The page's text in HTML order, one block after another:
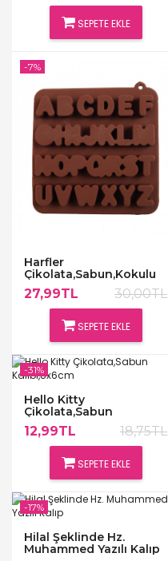
SEPETE EKLE
Harfler
Çikolata,Sabun,Kokulu
Taş Kalıbı
27,99TL 30,00TL
SEPETE EKLE
-7%
Hello Kitty
Çikolata,Sabun
Kalıbı,8x6cm
12,99TL 18,75TL
SEPETE EKLE
-31%
Hilal Şeklinde Hz.
Muhammed Yazılı Kalıp
-17%